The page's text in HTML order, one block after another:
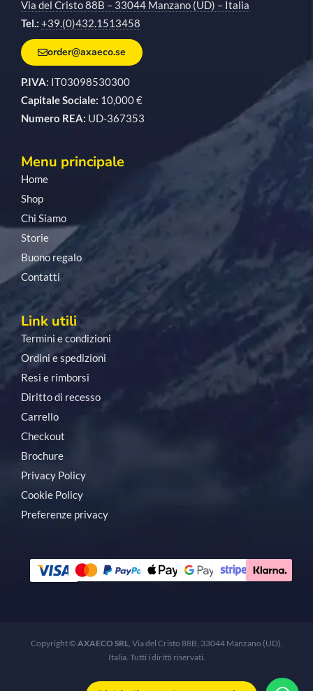
Via del Cristo 88B – 33044 Manzano (UD) – Italia
Tel.: +39.(0)432.1513458
order@axaeco.se
P.IVA: IT03098530300
Capitale Sociale: 10,000 €
Numero REA: UD-367353
Menu principale
Home
Shop
Chi Siamo
Storie
Buono regalo
Contatti
Link utili
Termini e condizioni
Ordini e spedizioni
Resi e rimborsi
Diritto di recesso
Carrello
Checkout
Brochure
Privacy Policy
Cookie Policy
Preferenze privacy
Copyright © AXAECO SRL, Via del Cristo 88B, 33044 Manzano (UD),
Italia. Tutti i diritti riservati.